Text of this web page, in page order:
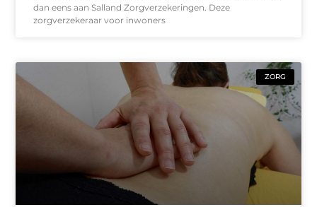
dan eens aan Salland Zorgverzekeringen. Deze
zorgverzekeraar voor inwoners
ZORG